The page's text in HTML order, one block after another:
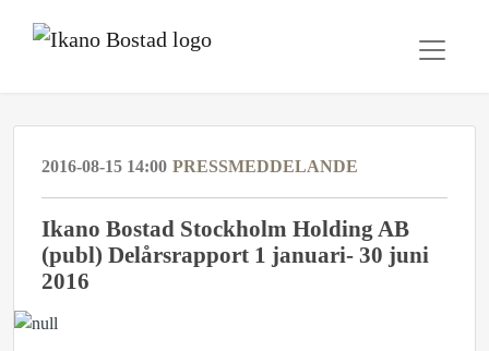
2016-08-15 14:00 PRESSMEDDELANDE
Ikano Bostad Stockholm Holding AB
(publ) Delårsrapport 1 januari- 30 juni
2016